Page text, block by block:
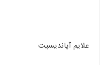
علایم آپاندیسیت